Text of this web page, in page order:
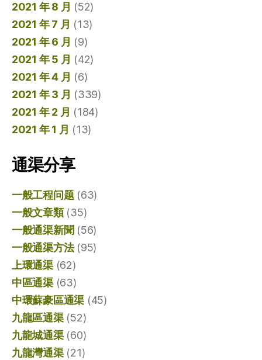
2021 年 8 月 (52)
2021 年 7 月 (13)
2021 年 6 月 (9)
2021 年 5 月 (42)
2021 年 4 月 (6)
2021 年 3 月 (339)
2021 年 2 月 (184)
2021 年 1 月 (13)
通渠分享
一般工程问题(63)
一般文章類(35)
一般通渠新聞 (56)
一般通渠方法(95)
上環通渠(62)
中區通渠(63)
中環蘇豪區通渠 (45)
九龍區通渠(52)
九龍城通渠(60)
九龍灣通渠(21)